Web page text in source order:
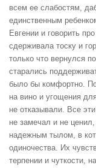
всем ее слабостям,
единственным
Евгении и говорить
сдерживала тоску и
только что вернулся
старались
было бы комфортно.
на вино и угощения
не отказывали. Все
не замечал и не
надежным тылом, в
одиночества. Их
терпении и чуткости,